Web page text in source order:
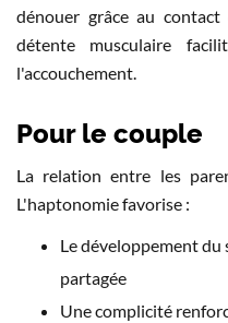
dénouer grâce au
détente musculaire
l'accouchement.
Pour le couple
La relation entre les
L'haptonomie favorise :
Le développement
partagée
Une complicité